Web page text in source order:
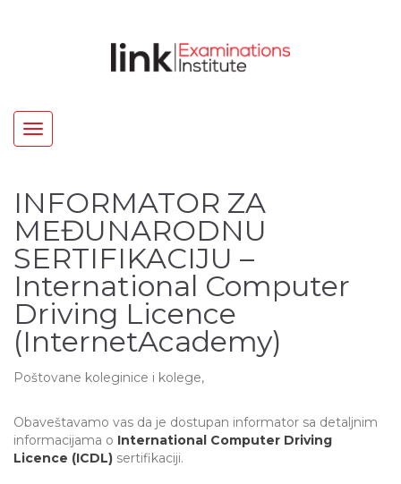
Toggle
navigation
INFORMATOR ZA
MEĐUNARODNU
SERTIFIKACIJU –
International Computer
Driving Licence
(InternetAcademy)
Poštovane koleginice i kolege,
Obaveštavamo vas da je dostupan informator sa detaljnim
informacijama o International Computer Driving
Licence (ICDL) sertifikaciji.